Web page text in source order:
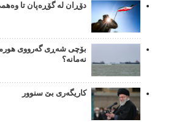
دۆڕان لە گۆڕەپان تا
بۆچی شەڕی گەرووی
نەمانە؟
کاریگەری بێ سنوور